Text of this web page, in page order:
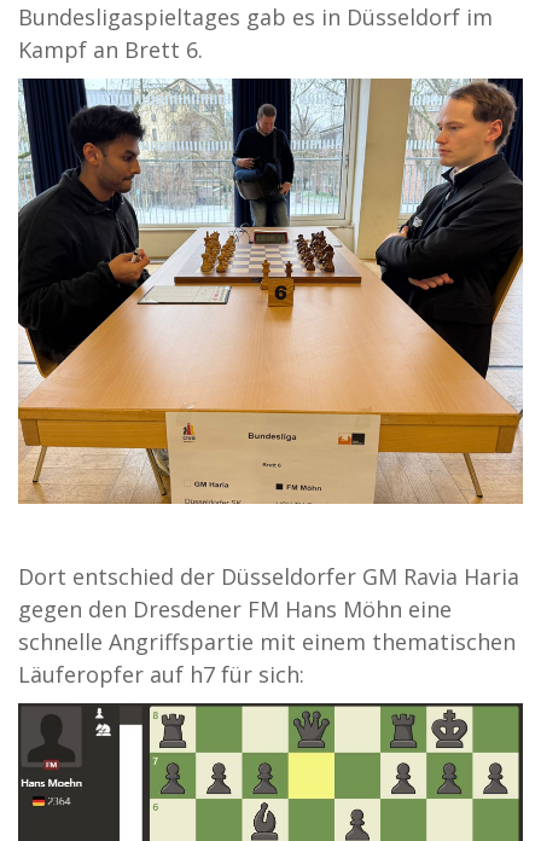
Bundesligaspieltages gab es in Düsseldorf im
Kampf an Brett 6.
Dort entschied der Düsseldorfer GM Ravia Haria
gegen den Dresdener FM Hans Möhn eine
schnelle Angriffspartie mit einem thematischen
Läuferopfer auf h7 für sich: